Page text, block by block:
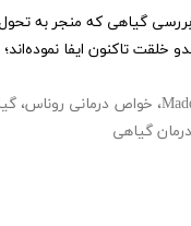
گیاهی که منجر به
تاکنون ایفا
، خواص درمانی روناس،
درمان گیاهی